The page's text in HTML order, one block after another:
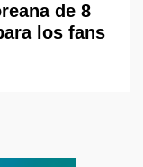
de 8
los fans